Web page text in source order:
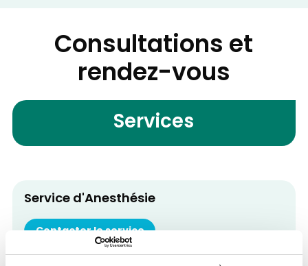
Consultations et
rendez-vous
Services
Service d'Anesthésie
Contacter le service